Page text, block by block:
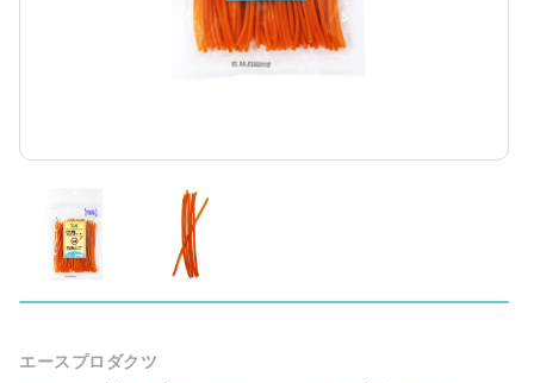
エースプロダクツ